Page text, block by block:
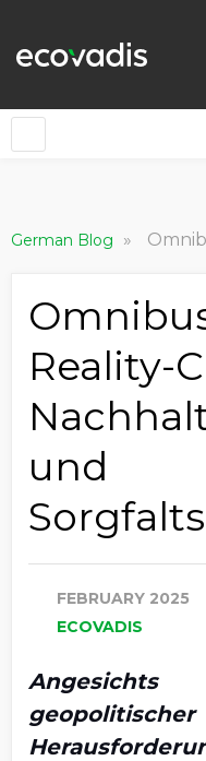
German Blog » Omnibus-
Reality-
und
FEBRUARY 2025
ECOVADIS